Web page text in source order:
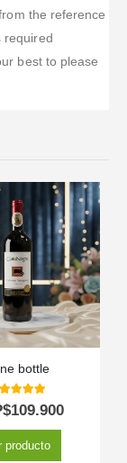
the reference
required
best to please
bottle
out of 5
109.900
producto